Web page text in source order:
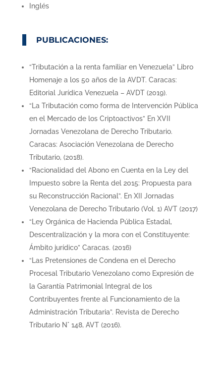
Inglés
PUBLICACIONES:
“Tributación a la renta familiar en Venezuela” Libro
Homenaje a los 50 años de la AVDT. Caracas:
Editorial Jurídica Venezuela – AVDT (2019).
“La Tributación como forma de Intervención Pública
en el Mercado de los Criptoactivos” En XVII
Jornadas Venezolana de Derecho Tributario.
Caracas: Asociación Venezolana de Derecho
Tributario, (2018).
“Racionalidad del Abono en Cuenta en la Ley del
Impuesto sobre la Renta del 2015: Propuesta para
su Reconstrucción Racional”. En XII Jornadas
Venezolana de Derecho Tributario (Vol. 1) AVT (2017)
“Ley Orgánica de Hacienda Pública Estadal,
Descentralización y la mora con el Constituyente:
Ámbito jurídico” Caracas. (2016)
“Las Pretensiones de Condena en el Derecho
Procesal Tributario Venezolano como Expresión de
la Garantía Patrimonial Integral de los
Contribuyentes frente al Funcionamiento de la
Administración Tributaria”. Revista de Derecho
Tributario N° 148, AVT (2016).